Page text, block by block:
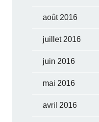
août 2016
juillet 2016
juin 2016
mai 2016
avril 2016